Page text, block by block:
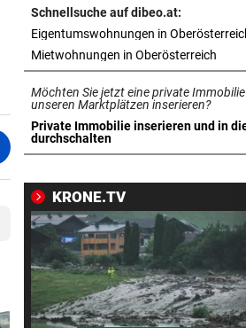
wirklich notwendig?
FEUERWEHR GEFORDERT
In nur acht Stunden fuhren
Autos in Baugruben
RADFAHRERIN FAND WRACK vor 16
Tödlicher Unfall wurde erst
NACH WANDERUNG
22-Jährige erlitt auf
Schwächeanfall
DREIMAL SO VIELE KÜHE vor 19
Dürre bringt jetzt auch
Schnellsuche auf dibeo.at:
Eigentumswohnungen in
Mietwohnungen in Oberösterreich
Möchten Sie jetzt eine private
unseren Marktplätzen inserieren?
Private Immobilie inserieren und in
durchschalten
in neuem Tab öffnen
KRONE.TV